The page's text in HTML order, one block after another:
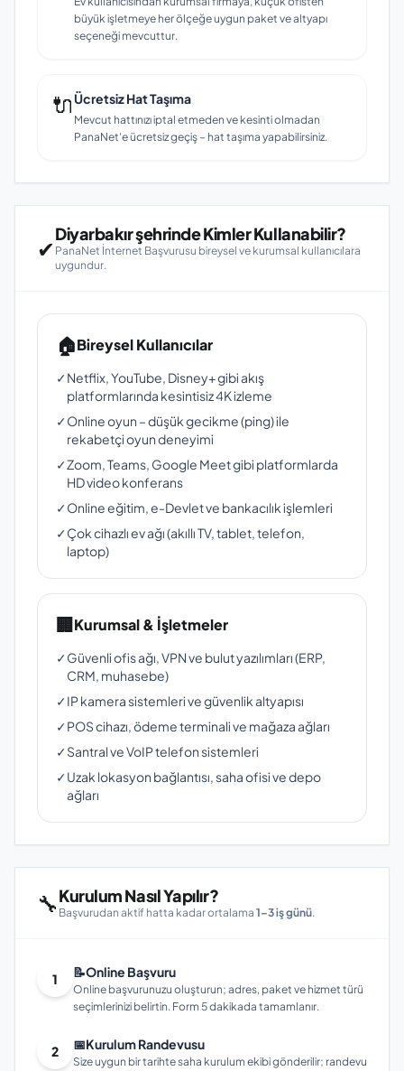
büyük işletmeye her ölçeğe uygun paket ve altyapı
seçeneği mevcuttur.
🔌Ücretsiz Hat Taşıma
Mevcut hattınızı iptal etmeden ve kesinti olmadan
PanaNet'e ücretsiz geçiş – hat taşıma yapabilirsiniz.
✔
Diyarbakır şehrinde Kimler Kullanabilir?
PanaNet İnternet Başvurusu bireysel ve kurumsal kullanıcılara
uygundur.
🏠Bireysel Kullanıcılar
✓Netflix, YouTube, Disney+ gibi akış
platformlarında kesintisiz 4K izleme
✓Online oyun – düşük gecikme (ping) ile
rekabetçi oyun deneyimi
✓Zoom, Teams, Google Meet gibi platformlarda
HD video konferans
✓Online eğitim, e-Devlet ve bankacılık işlemleri
✓Çok cihazlı ev ağı (akıllı TV, tablet, telefon,
laptop)
🏢Kurumsal & İşletmeler
✓Güvenli ofis ağı, VPN ve bulut yazılımları (ERP,
CRM, muhasebe)
✓IP kamera sistemleri ve güvenlik altyapısı
✓POS cihazı, ödeme terminali ve mağaza ağları
✓Santral ve VoIP telefon sistemleri
✓Uzak lokasyon bağlantısı, saha ofisi ve depo
ağları
🔧Kurulum Nasıl Yapılır?
Başvurudan aktif hatta kadar ortalama 1–3 iş günü.
1 📝Online Başvuru
Online başvurunuzu oluşturun; adres, paket ve hizmet türü
seçimlerinizi belirtin. Form 5 dakikada tamamlanır.
2 📅Kurulum Randevusu
Size uygun bir tarihte saha kurulum ekibi gönderilir; randevu